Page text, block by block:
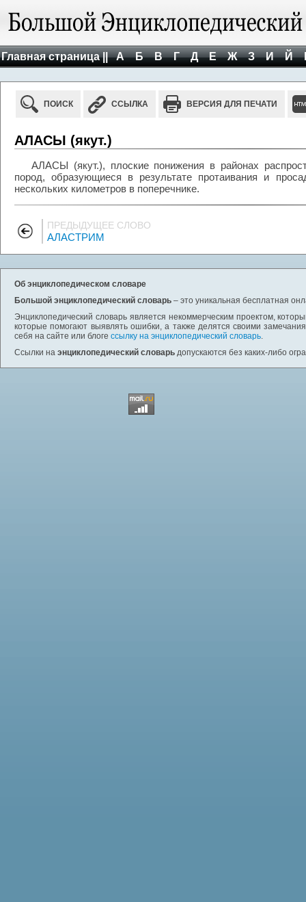
Главная страница || А Б В Г Д Е Ж З И Й
ПОИСК ССЫЛКА ВЕРСИЯ ДЛЯ ПЕЧАТИ
АЛАСЫ (якут.)
АЛАСЫ (якут.), плоские понижения в районах
пород, образующиеся в результате протаивания и
нескольких километров в поперечнике.
ПРЕДЫДУЩЕЕ СЛОВО
АЛАСТРИМ
Об энциклопедическом словаре
Большой энциклопедический словарь – это уникальная бесплатная
Энциклопедический словарь является некоммерческим проектом,
которые помогают выявлять ошибки, а также делятся своими
себя на сайте или блоге ссылку на энциклопедический словарь.
Ссылки на энциклопедический словарь допускаются без каких-либо